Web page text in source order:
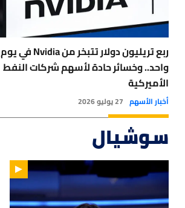
ربع تريليون دولار تتبخر من Nvidia في يوم
واحد.. وخسائر حادة لأسهم شركات النفط
الأميركية
أخبار الأسهم 27 يوليو 2026
سوشيال